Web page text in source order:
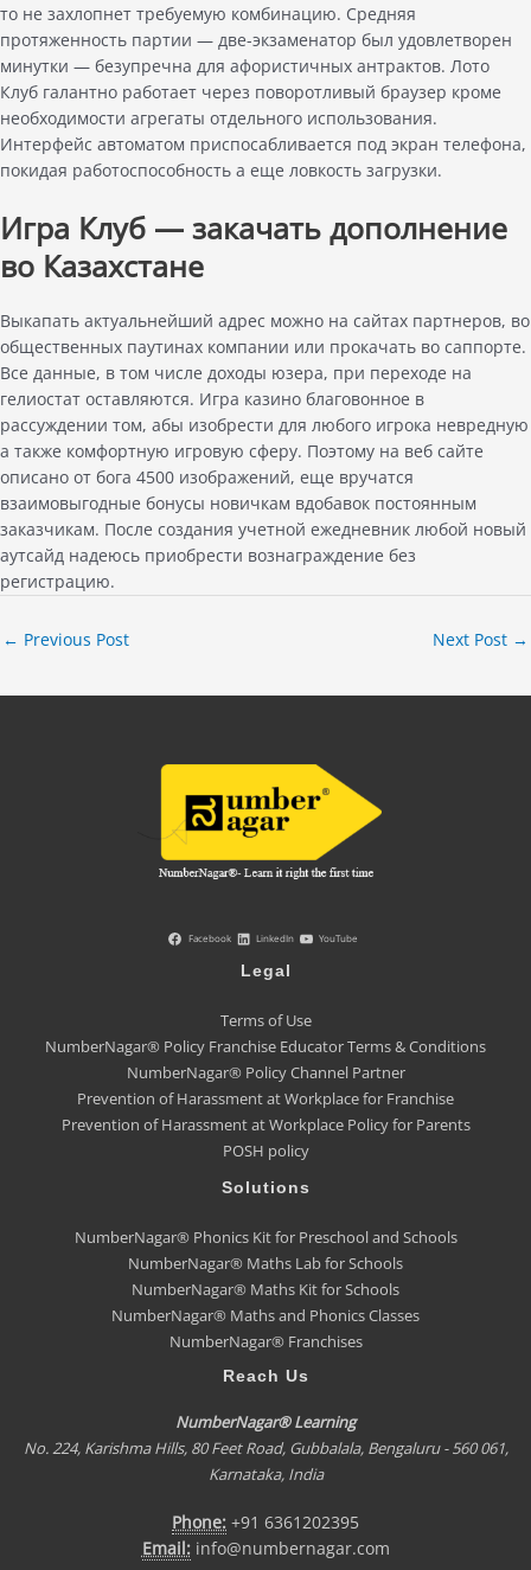
то не захлопнет требуемую комбинацию. Средняя
протяженность партии — две-экзаменатор был удовлетворен
минутки — безупречна для афористичных антрактов. Лото
Клуб галантно работает через поворотливый браузер кроме
необходимости агрегаты отдельного использования.
Интерфейс автоматом приспосабливается под экран телефона,
покидая работоспособность а еще ловкость загрузки.
Игра Клуб — закачать дополнение
во Казахстане
Выкапать актуальнейший адрес можно на сайтах партнеров, во
общественных паутинах компании или прокачать во саппорте.
Все данные, в том числе доходы юзера, при переходе на
гелиостат оставляются. Игра казино благовонное в
рассуждении том, абы изобрести для любого игрока невредную
а также комфортную игровую сферу. Поэтому на веб сайте
описано от бога 4500 изображений, еще вручатся
взаимовыгодные бонусы новичкам вдобавок постоянным
заказчикам. После создания учетной ежедневник любой новый
аутсайд надеюсь приобрести вознаграждение без
регистрацию.
← Previous Post Next Post →
Facebook LinkedIn YouTube
Legal
Terms of Use
NumberNagar® Policy Franchise Educator Terms & Conditions
NumberNagar® Policy Channel Partner
Prevention of Harassment at Workplace for Franchise
Prevention of Harassment at Workplace Policy for Parents
POSH policy
Solutions
NumberNagar® Phonics Kit for Preschool and Schools
NumberNagar® Maths Lab for Schools
NumberNagar® Maths Kit for Schools
NumberNagar® Maths and Phonics Classes
NumberNagar® Franchises
Reach Us
NumberNagar® Learning
No. 224, Karishma Hills, 80 Feet Road, Gubbalala, Bengaluru - 560 061,
Karnataka, India
Phone: +91 6361202395
Email:info@numbernagar.com